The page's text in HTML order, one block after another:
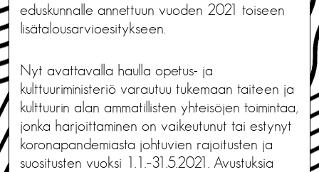
eduskunnalle annettuun vuoden 2021 toiseen
lisätalousarvioesitykseen.
Nyt avattavalla haulla opetus- ja
kulttuuriministeriö varautuu tukemaan taiteen ja
kulttuurin alan ammatillisten yhteisöjen toimintaa,
jonka harjoittaminen on vaikeutunut tai estynyt
koronapandemiasta johtuvien rajoitusten ja
suositusten vuoksi 1.1.–31.5.2021. Avustuksia